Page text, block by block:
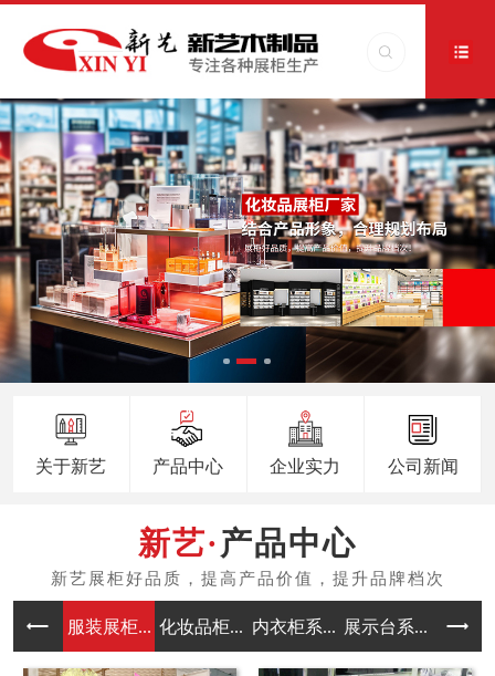
关于新艺 产品中心 企业实力 公司新闻
产品中心
服装展柜... 化妆品柜... 内衣柜系... 展示台系... 中岛